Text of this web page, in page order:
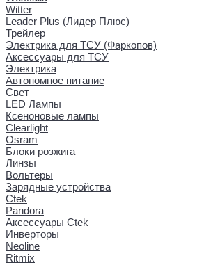
Witter
Leader Plus (Лидер Плюс)
Трейлер
Электрика для ТСУ (Фаркопов)
Аксессуары для ТСУ
Электрика
Автономное питание
Свет
LED Лампы
Ксеноновые лампы
Clearlight
Osram
Блоки розжига
Линзы
Вольтеры
Зарядные устройства
Ctek
Pandora
Аксессуары Ctek
Инверторы
Neoline
Ritmix